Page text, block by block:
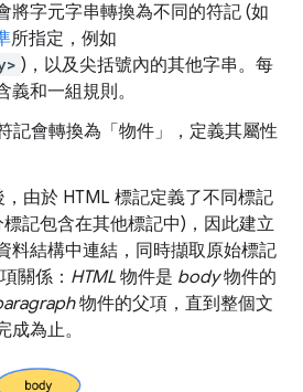
將字元字串轉換為不同的符記 (如
所指定，例如
)，以及尖括號內的其他字串。每
和一組規則。
記會轉換為「物件」，定義其屬性
，由於 HTML 標記定義了不同標記
記包含在其他標記中)，因此建立
料結構中連結，同時擷取原始標記
關係： HTML 物件是 body物件的
物件的父項，直到整個文
為止。